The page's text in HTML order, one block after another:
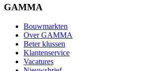
GAMMA
Bouwmarkten
Over GAMMA
Beter klussen
Klantenservice
Vacatures